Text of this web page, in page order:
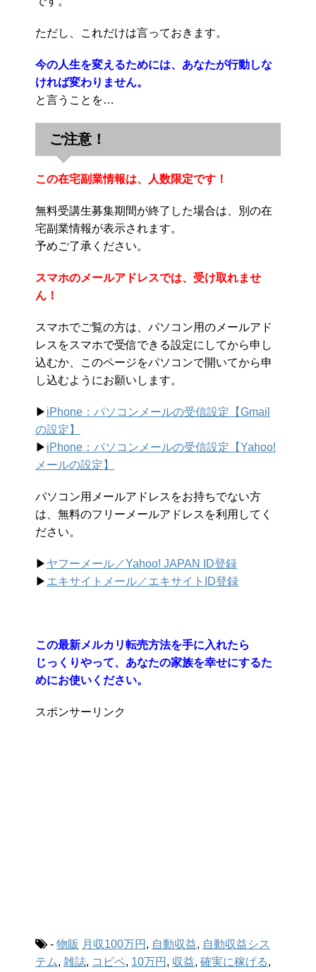
ただし、これだけは言っておきます。
今の人生を変えるためには、あなたが行動しな
ければ変わりません。
と言うことを…
ご注意！
この在宅副業情報は、人数限定です！
無料受講生募集期間が終了した場合は、別の在
宅副業情報が表示されます。
予めご了承ください。
スマホのメールアドレスでは、受け取れませ
ん！
スマホでご覧の方は、パソコン用のメールアド
レスをスマホで受信できる設定にしてから申し
込むか、このページをパソコンで開いてから申
し込むようにお願いします。
▶︎ iPhone：パソコンメールの受信設定【Gmail
の設定】
▶︎ iPhone：パソコンメールの受信設定【Yahoo!
メールの設定】
パソコン用メールアドレスをお持ちでない方
は、無料のフリーメールアドレスを利用してく
ださい。
▶︎ ヤフーメール／Yahoo! JAPAN ID登録
▶︎ エキサイトメール／エキサイトID登録
この最新メルカリ転売方法を手に入れたら
じっくりやって、あなたの家族を幸せにするた
めにお使いください。
スポンサーリンク
- 物販 月収100万円 , 自動収益, 自動収益シス
テム, 雑誌, コピペ, 10万円 , 収益, 確実に稼げる,